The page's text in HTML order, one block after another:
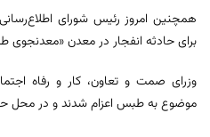
همچنین امروز رئیس شورای
برای حادثه انفجار در معدن «معدنجوی
وزرای صمت و تعاون، کار و رفاه
موضوع به طبس اعزام شدند و در محل